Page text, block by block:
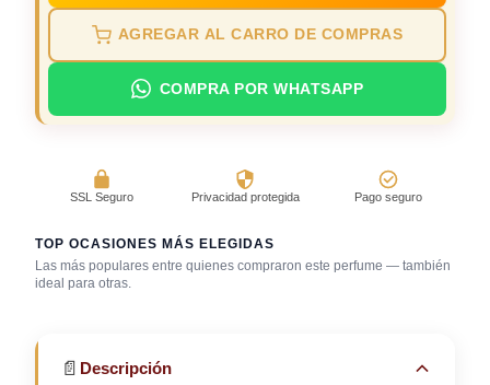
AGREGAR AL CARRO DE COMPRAS
COMPRA POR WHATSAPP
SSL Seguro Privacidad protegida Pago seguro
TOP OCASIONES MÁS ELEGIDAS
Las más populares entre quienes compraron este perfume — también
ideal para otras.
Discoteca / rumba
Salida casual de
📄 Descripción